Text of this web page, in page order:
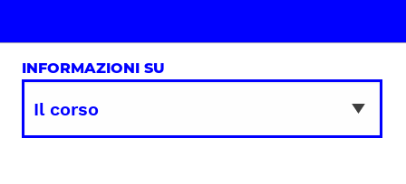
INFORMAZIONI SU